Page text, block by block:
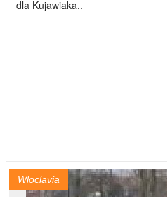
dla Kujawiaka..
Wloclavia